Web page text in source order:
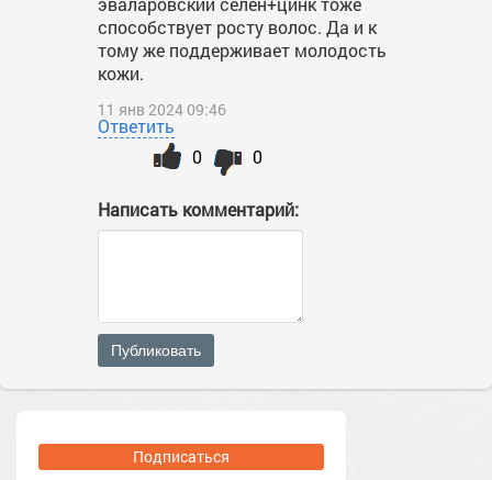
способствует росту волос. Да и к
тому же поддерживает молодость
кожи.
11 янв 2024 09:46
Ответить
0
0
Написать комментарий:
Публиковать
Подписаться